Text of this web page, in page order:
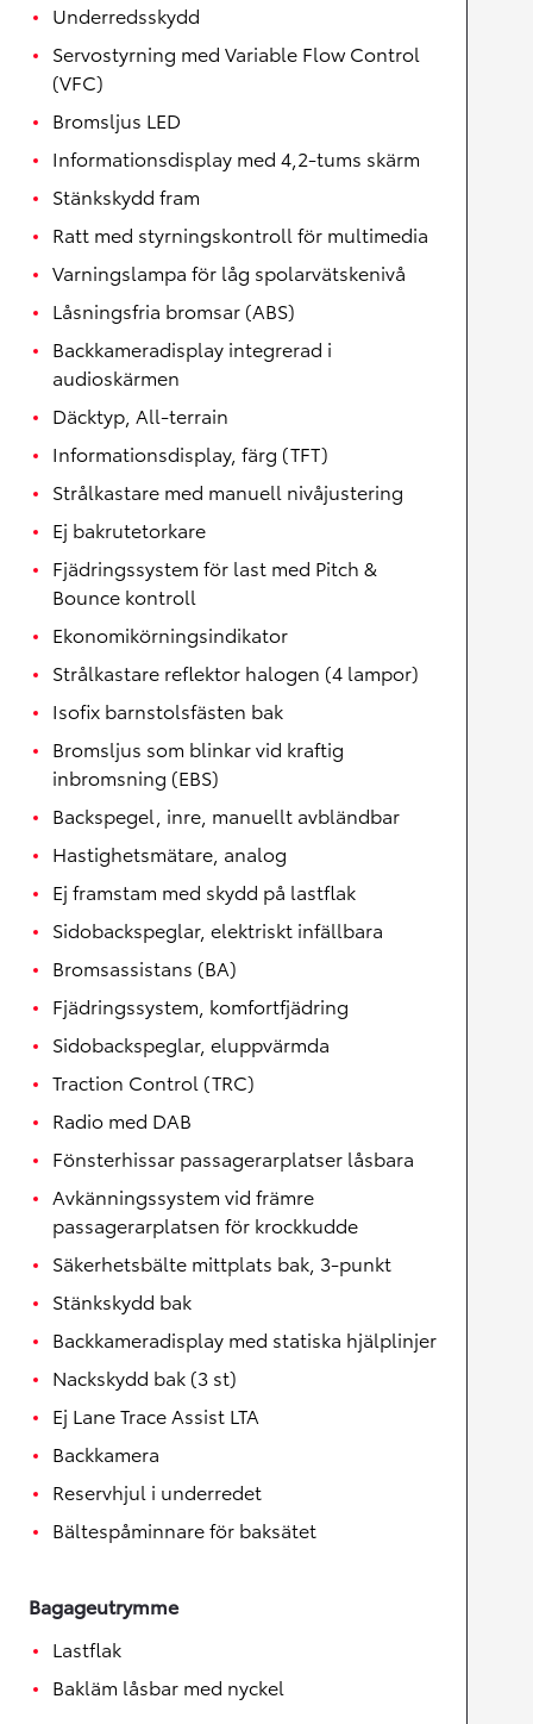
Underredsskydd
Servostyrning med Variable Flow Control
(VFC)
Bromsljus LED
Informationsdisplay med 4,2-tums skärm
Stänkskydd fram
Ratt med styrningskontroll för multimedia
Varningslampa för låg spolarvätskenivå
Låsningsfria bromsar (ABS)
Backkameradisplay integrerad i
audioskärmen
Däcktyp, All-terrain
Informationsdisplay, färg (TFT)
Strålkastare med manuell nivåjustering
Ej bakrutetorkare
Fjädringssystem för last med Pitch &
Bounce kontroll
Ekonomikörningsindikator
Strålkastare reflektor halogen (4 lampor)
Isofix barnstolsfästen bak
Bromsljus som blinkar vid kraftig
inbromsning (EBS)
Backspegel, inre, manuellt avbländbar
Hastighetsmätare, analog
Ej framstam med skydd på lastflak
Sidobackspeglar, elektriskt infällbara
Bromsassistans (BA)
Fjädringssystem, komfortfjädring
Sidobackspeglar, eluppvärmda
Traction Control (TRC)
Radio med DAB
Fönsterhissar passagerarplatser låsbara
Avkänningssystem vid främre
passagerarplatsen för krockkudde
Säkerhetsbälte mittplats bak, 3-punkt
Stänkskydd bak
Backkameradisplay med statiska hjälplinjer
Nackskydd bak (3 st)
Ej Lane Trace Assist LTA
Backkamera
Reservhjul i underredet
Bältespåminnare för baksätet
Bagageutrymme
Lastflak
Bakläm låsbar med nyckel